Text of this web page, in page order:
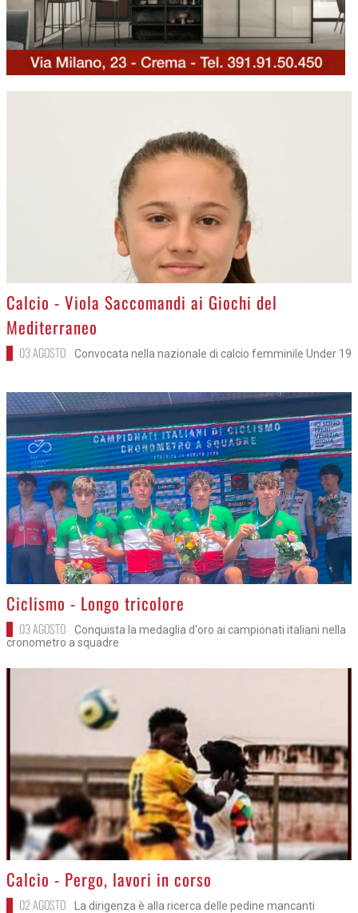
>
Calcio - Viola Saccomandi ai Giochi del
Mediterraneo
03 AGOSTO Convocata nella nazionale di calcio femminile Under 19
>
Ciclismo - Longo tricolore
03 AGOSTO
Conquista la medaglia d'oro ai campionati italiani nella
cronometro a squadre
>
Calcio - Pergo, lavori in corso
02 AGOSTO La dirigenza è alla ricerca delle pedine mancanti